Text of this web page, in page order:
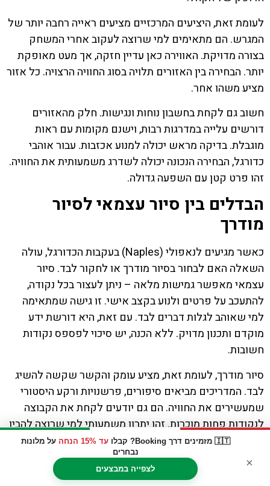
🇮🇹 מזמינים דרך Booking? קבלו עד 15% הנחה
על מלונות
נבחרים
לצפייה במבצעים
×
לעומת זאת, היציעים המרכזיים מציעים ראייה רחבה יותר של
המגרש. הם מתאימים למי שרוצה לעקוב אחרי המשחק
בצורה מדויקת. האווירה כאן עדיין חזקה, אך מעט מאופקת
יותר. הבחירה בין האזורים תלויה בסוג החוויה הרצויה. כל אזור
מציע משהו אחר.
חשוב גם לקחת בחשבון נוחות ונגישות. חלק מהאזורים
דורשים עלייה במדרגות רבות, וישנם מקומות עם ראות
מוגבלת. בדיקה מראש יכולה למנוע אכזבות. עבור אוהבי
כדורגל, הבחירה הנכונה יכולה לשדרג משמעותית את החוויה.
זהו פרט קטן עם השפעה גדולה.
הבדלים בין סיור עצמאי לסיור
מודרך
כאשר מגיעים לנאפולי (Naples) בעקבות הכדורגל, עולה
השאלה האם לבחור בסיור מודרך או לחקור לבד. סיור
עצמאי מאפשר גמישות מלאה – ניתן לעצור בכל נקודה,
להתעכב על פרטים ולנוע בקצב אישי. זו גישה שמתאימה
למי שאוהב לגלות דברים לבד. עם זאת, היא דורשת ידע
מוקדם ותכנון מדויק. ללא הכנה, יש סיכוי לפספס נקודות
חשובות.
סיור מודרך, לעומת זאת, מציע עומק והקשר שקשה להשיג
לבד. המדריכים מביאים סיפורים, פרשנויות ורקע היסטורי
שמעשירים את החוויה. הם גם יודעים לקחת את הקבוצה
לנקודות פחות מוכרות. זהו יתרון משמעותי למי שרוצה להבין
את התמונה המלאה. החוויה הופכת למובנית וברורה יותר.
הבחירה בין האפשרויות תלויה בסגנון האישי. יש מי שמעדיף
חופש מוחלט, ויש מי שמעדיף מסגרת עם הסברים. ניתן גם